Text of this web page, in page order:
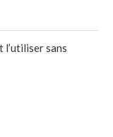
l’utiliser sans